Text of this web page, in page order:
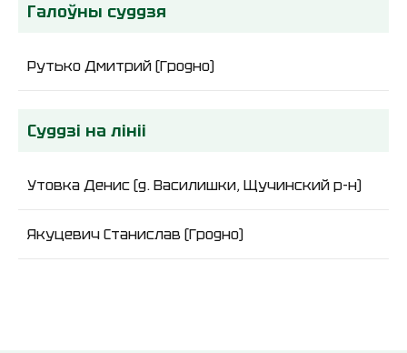
Галоўны суддзя
Рутько Дмитрий (Гродно)
Суддзі на лініі
Утовка Денис (д. Василишки, Щучинский р-н)
Якуцевич Станислав (Гродно)